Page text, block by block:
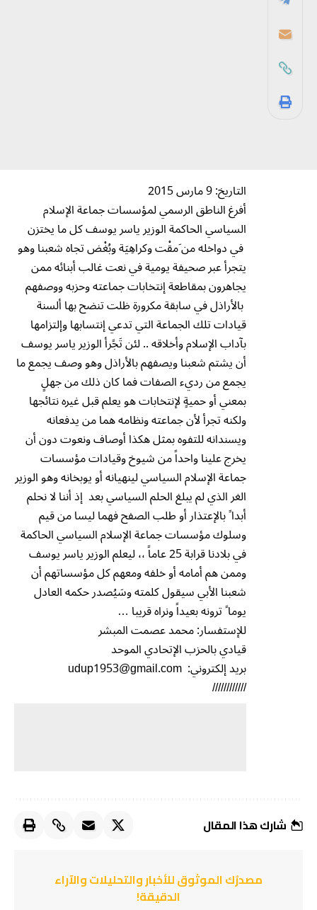
التاريخ: 9 مارس 2015
أفرغ الناطق الرسمي لمؤسسات جماعة الإسلام
السياسي الحاكمة الوزير ياسر يوسف كل ما يختزن
في دواخله من َمقْت وكراهِيَة وبُغْض تجاه شعبنا وهو
يتجرأ عبر صحيفة يومية في نعت غالب أبنائه ممن
يجاهرون بمقاطعة إنتخابات جماعته وحزبه ووصفهم
بالأراذل في سابقة مكرورة ظلت تنضح بها ألسنة
قيادات تلك الجماعة التي تدعي إنتسابها وإلتزامها
بآداب الإسلام وأخلاقه .. لئن تَجًرأ الوزير ياسر يوسف
أن يشتم شعبنا ويصفهم بالأراذل وهو وصف يجمع ما
يجمع من رديء الصفات فما كان ذلك من جهلٍ
بمعني أو حميةٍ لإنتخابات هو يعلم قبل غيره نتائجها
ولكنه تجرأ لأن جماعته ونظامه هما من يدفعانه
ويسندانه للتفوه بمثل هكذا أوصاف ونعوت دون أن
يخرج علينا واحداً من شيوخ وقيادات مؤسسات
جماعة الإسلام السياسي لينهيانه أو يوبخانه وهو الوزير
الغر الذي لم يبلغ الحلم السياسي بعد إذ أننا لا نحلم
أبدا ً بالإعتذار أو طلب الصفح فهما ليسا من قيم
وسلوك مؤسسات جماعة الإسلام السياسي الحاكمة
في بلادنا قرابة 25 عاماً ،، ليعلم الوزير ياسر يوسف
وممن هم أمامه أو خلفه ومعهم كل مؤسساتهم أن
شعبنا الأبي سيقول كلمته وسَيُصدر حكمه العادل
يوما ً ترونه بعيداً ونراه قريبا …
للإستفسار: محمد عصمت المبشر
قيادي بالحزب الإتحادي الموحد
بريد إلكتروني: udup1953@gmail.com
////////////
شارك هذا المقال
مصدرُك الموثوق للأخبار والتحليلات والآراء
الدقيقة!